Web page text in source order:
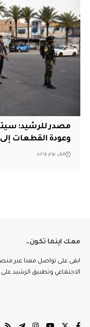
مصدر للرشيد: سيتم
وعودة القطعات
قبل يوم واحد
معك اينما تكون..
ابقى على تواصل معنا عبر
الاجتماعي وتطبيق الرشيد على